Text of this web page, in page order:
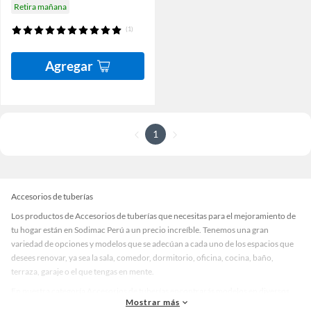
Retira mañana
(1)
Agregar
1
Accesorios de tuberías
Los productos de Accesorios de tuberías que necesitas para el mejoramiento de
tu hogar están en Sodimac Perú a un precio increíble. Tenemos una gran
variedad de opciones y modelos que se adecúan a cada uno de los espacios que
desees renovar, ya sea la sala, comedor, dormitorio, oficina, cocina, baño,
terraza, garaje o el que tengas en mente.
materiales, medidas, colores y demás características específicas de tu
Mostrar más